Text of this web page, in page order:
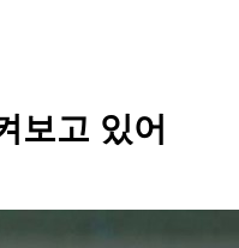
보고 있어